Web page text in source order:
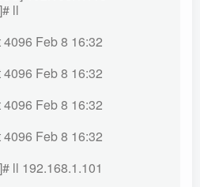
ll
4096 Feb 8 16:32
4096 Feb 8 16:32
4096 Feb 8 16:32
4096 Feb 8 16:32
ll 192.168.1.101